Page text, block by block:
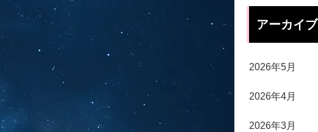
アーカイブ
2026年5月
2026年4月
2026年3月